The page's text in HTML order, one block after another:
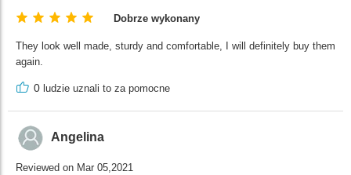
Dobrze wykonany
They look well made, sturdy and comfortable, I will definitely buy them
again.
0 ludzie uznali to za pomocne
Angelina
Reviewed on Mar 05,2021